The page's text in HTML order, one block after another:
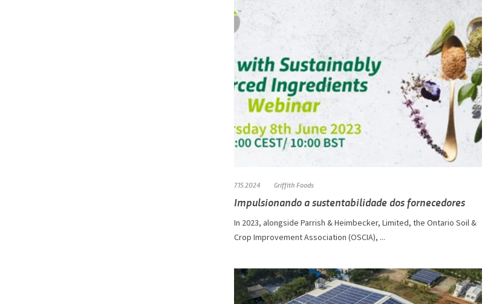
7.15.2024 Griffith Foods
Impulsionando a sustentabilidade dos fornecedores
In 2023, alongside Parrish & Heimbecker, Limited, the Ontario Soil &
Crop Improvement Association (OSCIA), ...